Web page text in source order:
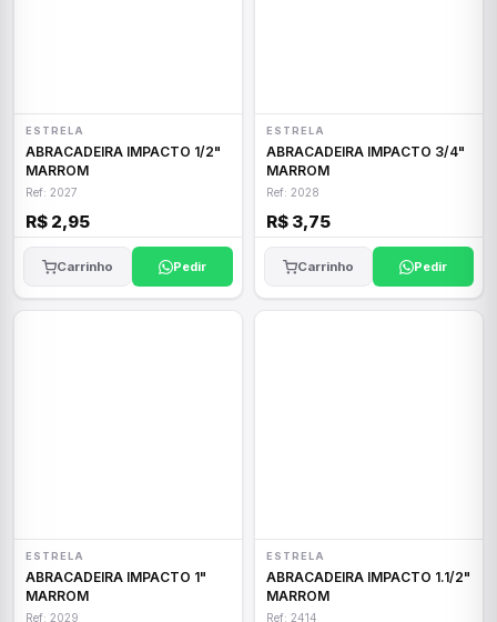
ESTRELA
ABRACADEIRA IMPACTO 1/2"
MARROM
Ref: 2027
R$ 2,95
Carrinho Pedir
ESTRELA
ABRACADEIRA IMPACTO 3/4"
MARROM
Ref: 2028
R$ 3,75
Carrinho Pedir
ESTRELA
ABRACADEIRA IMPACTO 1"
MARROM
Ref: 2029
ESTRELA
ABRACADEIRA IMPACTO 1.1/2"
MARROM
Ref: 2414